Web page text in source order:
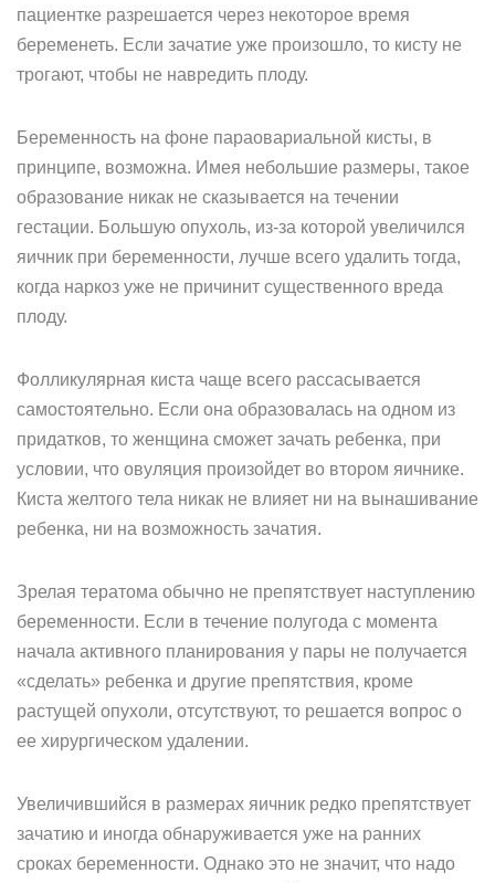
пациентке разрешается через некоторое время
беременеть. Если зачатие уже произошло, то кисту не
трогают, чтобы не навредить плоду.
Беременность на фоне параовариальной кисты, в
принципе, возможна. Имея небольшие размеры, такое
образование никак не сказывается на течении
гестации. Большую опухоль, из-за которой увеличился
яичник при беременности, лучше всего удалить тогда,
когда наркоз уже не причинит существенного вреда
плоду.
Фолликулярная киста чаще всего рассасывается
самостоятельно. Если она образовалась на одном из
придатков, то женщина сможет зачать ребенка, при
условии, что овуляция произойдет во втором яичнике.
Киста желтого тела никак не влияет ни на вынашивание
ребенка, ни на возможность зачатия.
Зрелая тератома обычно не препятствует наступлению
беременности. Если в течение полугода с момента
начала активного планирования у пары не получается
«сделать» ребенка и другие препятствия, кроме
растущей опухоли, отсутствуют, то решается вопрос о
ее хирургическом удалении.
Увеличившийся в размерах яичник редко препятствует
зачатию и иногда обнаруживается уже на ранних
сроках беременности. Однако это не значит, что надо